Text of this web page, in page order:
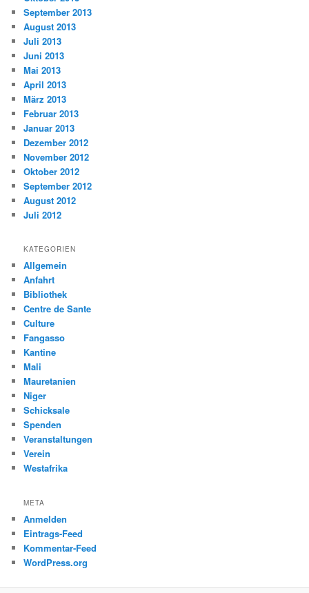
September 2013
August 2013
Juli 2013
Juni 2013
Mai 2013
April 2013
März 2013
Februar 2013
Januar 2013
Dezember 2012
November 2012
Oktober 2012
September 2012
August 2012
Juli 2012
KATEGORIEN
Allgemein
Anfahrt
Bibliothek
Centre de Sante
Culture
Fangasso
Kantine
Mali
Mauretanien
Niger
Schicksale
Spenden
Veranstaltungen
Verein
Westafrika
META
Anmelden
Eintrags-Feed
Kommentar-Feed
WordPress.org